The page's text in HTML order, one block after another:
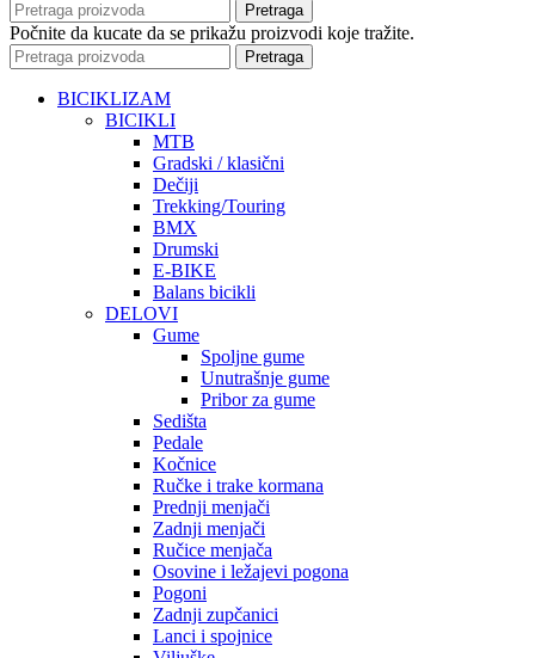
Pretraga
Počnite da kucate da se prikažu proizvodi koje tražite.
Pretraga
BICIKLIZAM
BICIKLI
MTB
Gradski / klasični
Dečiji
Trekking/Touring
BMX
Drumski
E-BIKE
Balans bicikli
DELOVI
Gume
Spoljne gume
Unutrašnje gume
Pribor za gume
Sedišta
Pedale
Kočnice
Ručke i trake kormana
Prednji menjači
Zadnji menjači
Ručice menjača
Osovine i ležajevi pogona
Pogoni
Zadnji zupčanici
Lanci i spojnice